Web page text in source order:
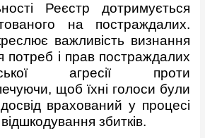
Реєстр дотримується
на постраждалих.
важливість визнання
потреб і прав постраждалих
агресії проти
щоб їхні голоси були
досвід врахований у процесі
збитків.